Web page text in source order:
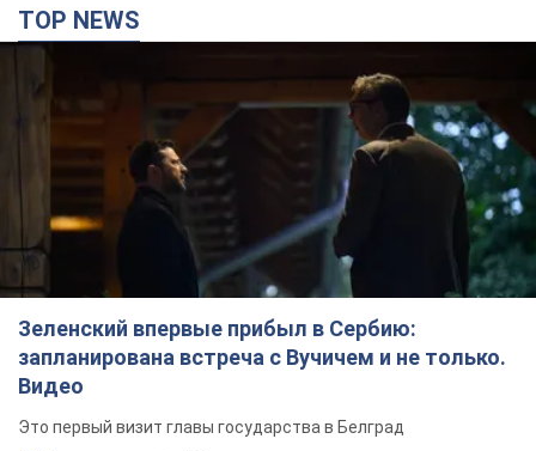
TOP NEWS
Зеленский впервые прибыл в Сербию:
запланирована встреча с Вучичем и не только.
Видео
Это первый визит главы государства в Белград